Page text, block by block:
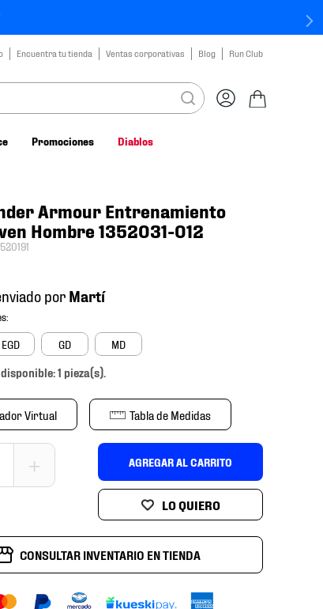
Encuentra tu tienda Ventas corporativas Blog Run Club
Promociones Diablos
Armour Entrenamiento
Hombre 1352031-012
por
EGD GD MD
1 pieza(s).
Virtual Tabla de Medidas
＋ AGREGAR AL CARRITO
CONSULTAR INVENTARIO EN TIENDA